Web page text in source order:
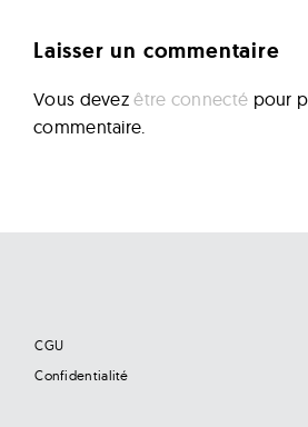
Laisser un commentaire
Vous devezêtre connecté pour
commentaire.
CGU
Confidentialité